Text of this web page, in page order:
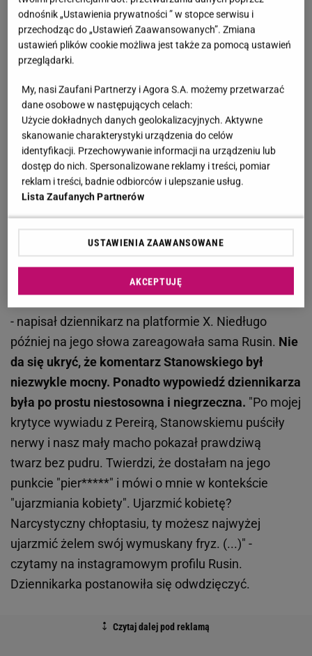
Konflikt Kingi Rusin i Krzysztofa Stanowskiego trwa
w najlepsze. NiedawnoKinga Rusinpokusiła się o
stwierdzenie, że mężczyzna wraz z Robertem
Mazurkiem "robi politykę i pieniądze na dawaniu
zasięgów aparatczykom PiS-u". Wówczas
nawiązywała do wywiadu z prezydentem Polski, a
także późniejszej rozmowy z Samuelem Pereirą.
Stanowski tym razem nie szczędził słów.
moim punkcie. Jako że nie da się ujarzmić
kobiety, która dostaje pier*****, pozostaje
mi z godnością przyjmować ciosy tej
rozhisteryzowanej baby
- napisał dziennikarz na platformie X. Niedługo
później na jego słowa zareagowała sama Rusin. Nie
da się ukryć, że komentarz Stanowskiego był
niezwykle mocny. Ponadto wypowiedź dziennikarza
była po prostu niestosowna i niegrzeczna. "Po mojej
krytyce wywiadu z Pereirą, Stanowskiemu puściły
nerwy i nasz mały macho pokazał prawdziwą
twarz bez pudru. Twierdzi, że dostałam na jego
punkcie "pier*****" i mówi o mnie w kontekście
"ujarzmiania kobiety". Ujarzmić kobietę?
Narcystyczny chłoptasiu, ty możesz najwyżej
ujarzmić żelem swój wymuskany fryz. (...)" -
czytamy na instagramowym profilu Rusin.
Dziennikarka postanowiła się odwdzięczyć.
odnośnik „Ustawienia prywatności ” w stopce serwisu i
przechodząc do „Ustawień Zaawansowanych”. Zmiana
ustawień plików cookie możliwa jest także za pomocą ustawień
przeglądarki.
My, nasi Zaufani Partnerzy i Agora S.A. możemy przetwarzać
dane osobowe w następujących celach:
Użycie dokładnych danych geolokalizacyjnych. Aktywne
skanowanie charakterystyki urządzenia do celów
identyfikacji. Przechowywanie informacji na urządzeniu lub
dostęp do nich. Spersonalizowane reklamy i treści, pomiar
reklam i treści, badnie odbiorców i ulepszanie usług.
Lista Zaufanych Partnerów
USTAWIENIA ZAAWANSOWANE
AKCEPTUJĘ